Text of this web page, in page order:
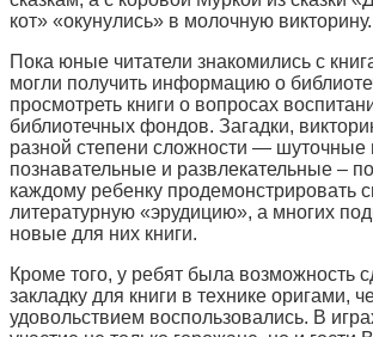
кот» «окунулись» в молочную викторину.
Пока юные читатели знакомились с
могли получить информацию о
просмотреть книги о вопросах
библиотечных фондов. Загадки,
разной степени сложности — шуточные
познавательные и развлекательные –
каждому ребенку продемонстрировать
литературную «эрудицию», а многих
новые для них книги.
Кроме того, у ребят была возможность
закладку для книги в технике оригами,
удовольствием воспользовались. В